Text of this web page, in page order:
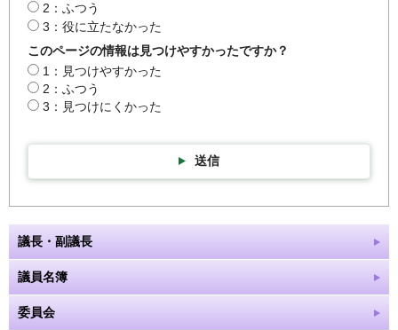
2：ふつう
3：役に立たなかった
このページの情報は見つけやすかったですか？
1：見つけやすかった
2：ふつう
3：見つけにくかった
送信
議長・副議長
議員名簿
委員会